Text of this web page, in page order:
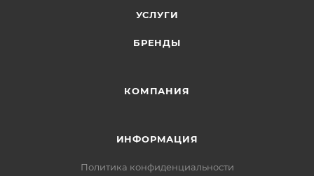
УСЛУГИ
БРЕНДЫ
КОМПАНИЯ
ИНФОРМАЦИЯ
Политика конфиденциальности